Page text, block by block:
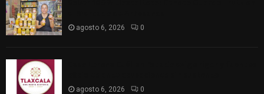
agosto 6, 2026 0
agosto 6, 2026 0